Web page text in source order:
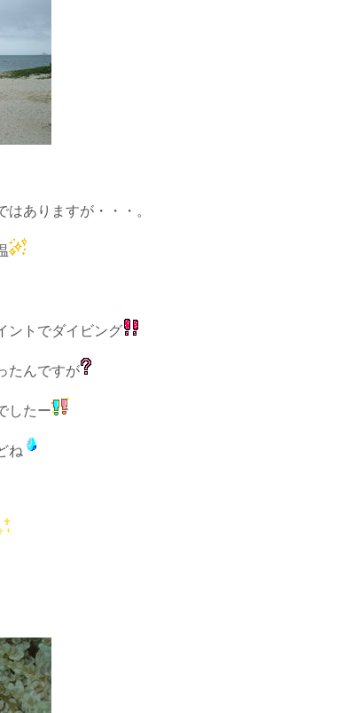
ありますが・・・。
ントでダイビング
たんですが
したー
ね